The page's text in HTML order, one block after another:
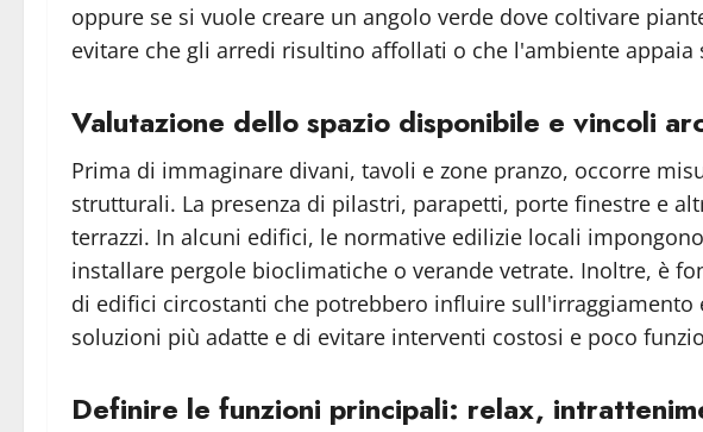
oppure se si vuole creare un angolo verde dove coltivare
evitare che gli arredi risultino affollati o che l'ambiente appaia
Valutazione dello spazio disponibile e vincoli
Prima di immaginare divani, tavoli e zone pranzo, occorre
strutturali. La presenza di pilastri, parapetti, porte finestre e
terrazzi. In alcuni edifici, le normative edilizie locali
installare pergole bioclimatiche o verande vetrate. Inoltre, è
di edifici circostanti che potrebbero influire
soluzioni più adatte e di evitare interventi costosi e poco
Definire le funzioni principali: relax,